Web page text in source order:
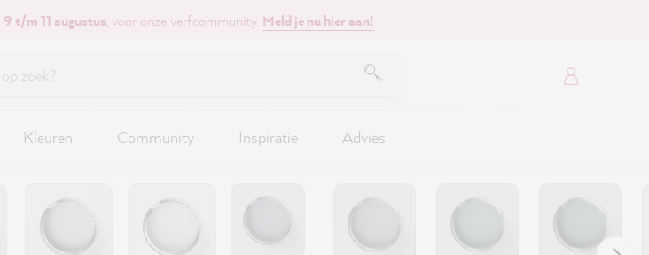
9 t/m 11 augustus, voor onze verfcommunity. Meld je nu hier aan!
Kleuren Community Inspiratie Advies